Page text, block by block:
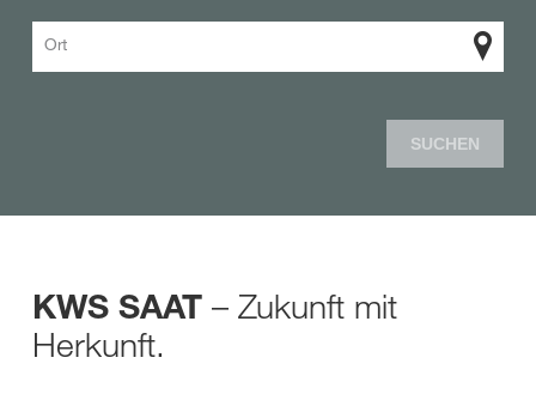
Ort
SUCHEN
KWS SAAT – Zukunft mit
Herkunft.